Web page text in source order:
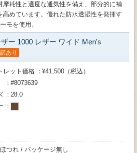
摩耗性と適度な通気性を備え、部分的に補
高めています。優れた防水透湿性を発揮す
モを使用。
ー 1000 レザー ワイド Men's
訳あり
レット価格
¥41,500（税込）
#8073639
28.0
つれ / パッケージ無し